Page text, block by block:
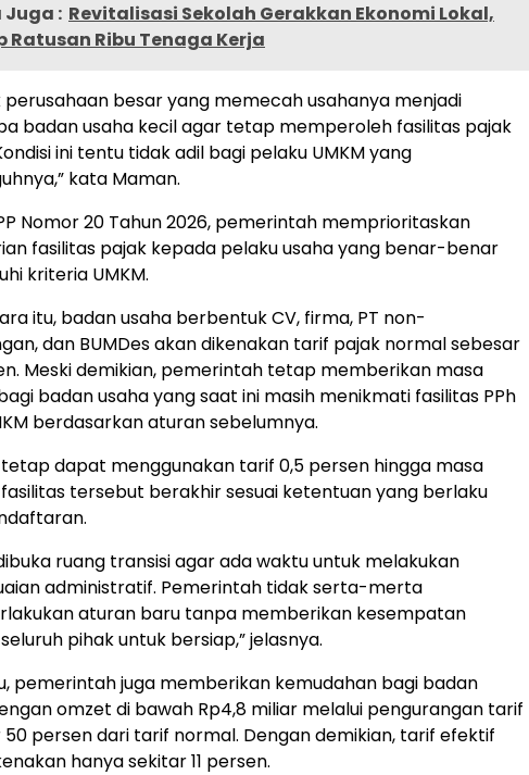
Juga : Revitalisasi Sekolah Gerakkan Ekonomi Lokal,
Ratusan Ribu Tenaga Kerja
perusahaan besar yang memecah usahanya menjadi
badan usaha kecil agar tetap memperoleh fasilitas pajak
ini tentu tidak adil bagi pelaku UMKM yang
kata Maman.
Nomor 20 Tahun 2026, pemerintah memprioritaskan
fasilitas pajak kepada pelaku usaha yang benar-benar
kriteria UMKM.
itu, badan usaha berbentuk CV, firma, PT non-
dan BUMDes akan dikenakan tarif pajak normal sebesar
Meski demikian, pemerintah tetap memberikan masa
badan usaha yang saat ini masih menikmati fasilitas PPh
berdasarkan aturan sebelumnya.
dapat menggunakan tarif 0,5 persen hingga masa
tersebut berakhir sesuai ketentuan yang berlaku
ruang transisi agar ada waktu untuk melakukan
administratif. Pemerintah tidak serta-merta
aturan baru tanpa memberikan kesempatan
pihak untuk bersiap,” jelasnya.
pemerintah juga memberikan kemudahan bagi badan
omzet di bawah Rp4,8 miliar melalui pengurangan tarif
50 persen dari tarif normal. Dengan demikian, tarif efektif
hanya sekitar 11 persen.